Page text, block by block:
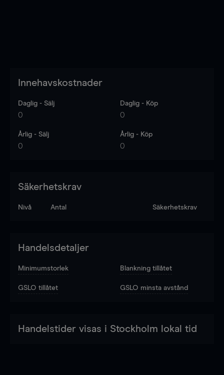
Innehavskostnader
Daglig - Sälj
0
Daglig - Köp
0
Årlig - Sälj
0
Årlig - Köp
0
Säkerhetskrav
Nivå Antal Säkerhetskrav
Handelsdetaljer
Minimumstorlek Blankning tillåtet
GSLO tillåtet GSLO minsta avstånd
Handelstider visas i Stockholm lokal tid